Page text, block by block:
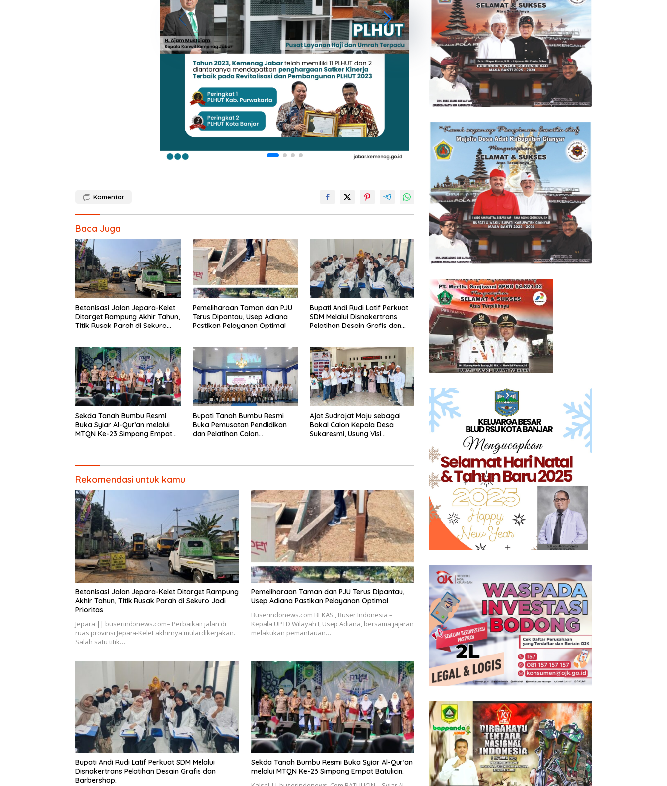
Komentar
Baca Juga
Betonisasi Jalan Jepara-Kelet
Ditarget Rampung Akhir Tahun,
Titik Rusak Parah di Sekuro
Pemeliharaan Taman dan PJU
Terus Dipantau, Usep Adiana
Pastikan Pelayanan Optimal
Bupati Andi Rudi Latif Perkuat
SDM Melalui Disnakertrans
Pelatihan Desain Grafis dan
Sekda Tanah Bumbu Resmi
Buka Syiar Al-Qur’an melalui
MTQN Ke-23 Simpang Empat
Bupati Tanah Bumbu Resmi
Buka Pemusatan Pendidikan
dan Pelatihan Calon
Ajat Sudrajat Maju sebagai
Bakal Calon Kepala Desa
Sukaresmi, Usung Visi
Rekomendasi untuk kamu
Betonisasi Jalan Jepara-Kelet Ditarget Rampung
Akhir Tahun, Titik Rusak Parah di Sekuro Jadi
Prioritas
Jepara || buserindonews.com– Perbaikan jalan di
ruas provinsi Jepara-Kelet akhirnya mulai dikerjakan.
Salah satu titik…
Pemeliharaan Taman dan PJU Terus Dipantau,
Usep Adiana Pastikan Pelayanan Optimal
Buserindonews.com BEKASI, Buser Indonesia –
Kepala UPTD Wilayah I, Usep Adiana, bersama jajaran
melakukan pemantauan…
Bupati Andi Rudi Latif Perkuat SDM Melalui
Disnakertrans Pelatihan Desain Grafis dan
Barbershop.
Sekda Tanah Bumbu Resmi Buka Syiar Al-Qur’an
melalui MTQN Ke-23 Simpang Empat Batulicin.